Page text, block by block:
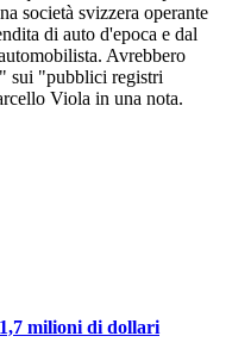
società svizzera operante
di auto d'epoca e dal
Avrebbero
sui "pubblici registri
Viola in una nota.
milioni di dollari